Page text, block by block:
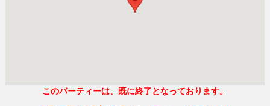
このパーティーは、既に終了となっております。